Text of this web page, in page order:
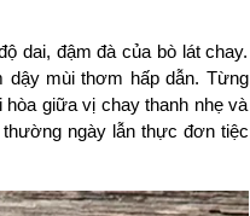
dai, đậm đà của bò lát chay.
dậy mùi thơm hấp dẫn. Từng
giữa vị chay thanh nhẹ và
ngày lẫn thực đơn tiệc